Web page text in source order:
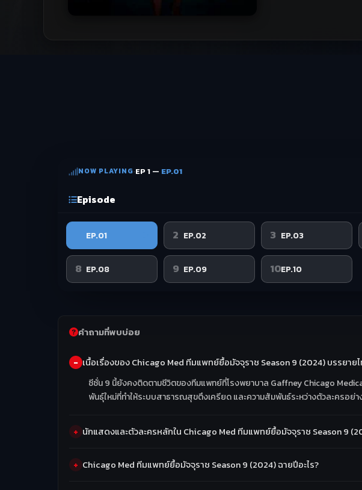
NOW PLAYING·EP 1 — EP.01
Episode
EP.01 2 EP.02 3 EP.03
8 EP.08 9 EP.09 10EP.10
คำถามที่พบบ่อย
เนื้อเรื่องของ Chicago Med ทีมแพทย์ยื้อมัจจุราช Season 9 (2024) บรรยายไ
ซีซั่น 9 นี้ยังคงติดตามชีวิตของทีมแพทย์ที่โรงพยาบาล Gaffney Chicago
พันธุ์ใหม่ที่ทำให้ระบบสาธารณสุขตึงเครียด และความสัมพันธ์ระหว่างตัวละครอ
นักแสดงและตัวละครหลักใน Chicago Med ทีมแพทย์ยื้อมัจจุราช Season 9
Chicago Med ทีมแพทย์ยื้อมัจจุราช Season 9 (2024) ฉายปีอะไร?